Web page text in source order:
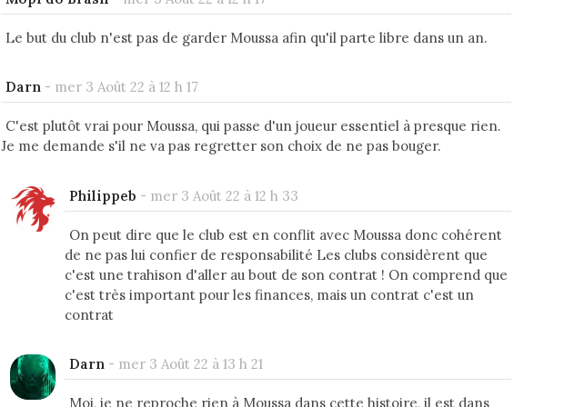
Le but du club n'est pas de garder Moussa afin qu'il parte libre dans un an.
Darn - mer 3 Août 22 à 12 h 17
C'est plutôt vrai pour Moussa, qui passe d'un joueur essentiel à presque rien.
Je me demande s'il ne va pas regretter son choix de ne pas bouger.
Philippeb - mer 3 Août 22 à 12 h 33
On peut dire que le club est en conflit avec Moussa donc cohérent
de ne pas lui confier de responsabilité Les clubs considèrent que
c'est une trahison d'aller au bout de son contrat ! On comprend que
c'est très important pour les finances, mais un contrat c'est un
contrat
Darn - mer 3 Août 22 à 13 h 21
Moi, je ne reproche rien à Moussa dans cette histoire, il est dans